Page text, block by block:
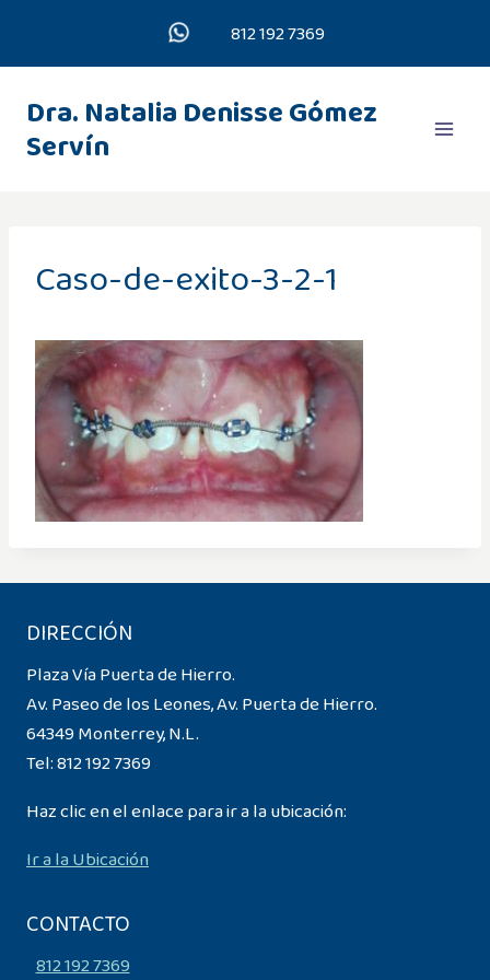
contenido
812 192 7369
Dra. Natalia Denisse Gómez
Servín
Caso-de-exito-3-2-1
DIRECCIÓN
Plaza Vía Puerta de Hierro.
Av. Paseo de los Leones, Av. Puerta de Hierro.
64349 Monterrey, N.L.
Tel:812 192 7369
Haz clic en el enlace para ir a la ubicación:
Ir a la Ubicación
CONTACTO
812 192 7369